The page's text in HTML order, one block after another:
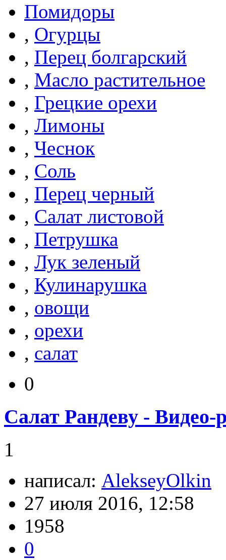
Помидоры
, Огурцы
, Перец болгарский
, Масло растительное
, Грецкие орехи
, Лимоны
, Чеснок
, Соль
, Перец черный
, Салат листовой
, Петрушка
, Лук зеленый
, Кулинарушка
, овощи
, орехи
, салат
0
Салат Рандеву - Видео-
1
написал: AlekseyOlkin
27 июля 2016, 12:58
1958
0